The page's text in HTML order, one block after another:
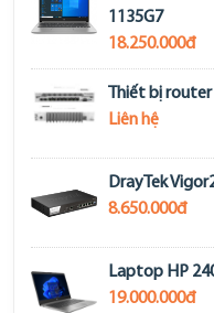
1135G7
18.250.000đ
Thiết bị router
Liên hệ
DrayTek
8.650.000đ
Laptop HP
19.000.000đ